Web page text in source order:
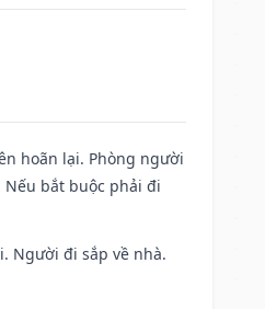
hoãn lại. Phòng người
bắt buộc phải đi
Người đi sắp về nhà.